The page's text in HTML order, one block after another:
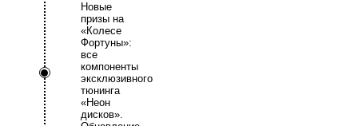
Новые
призы на
«Колесе
Фортуны»:
все
компоненты
эксклюзивного
тюнинга
«Неон
дисков».